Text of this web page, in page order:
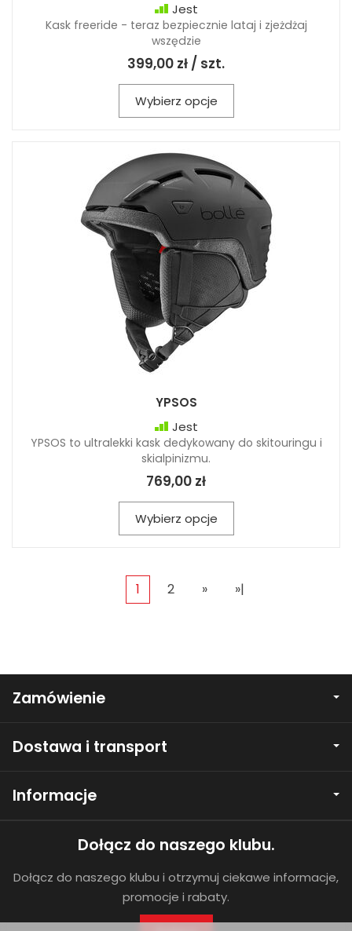
Jest
Kask freeride - teraz bezpiecznie lataj i zjeżdżaj
wszędzie
399,00 zł / szt.
Wybierz opcje
YPSOS
Jest
YPSOS to ultralekki kask dedykowany do skitouringu i
skialpinizmu.
769,00 zł
Wybierz opcje
1 2 » »|
Zamówienie
Dostawa i transport
Informacje
Dołącz do naszego klubu.
Dołącz do naszego klubu i otrzymuj ciekawe informacje,
promocje i rabaty.